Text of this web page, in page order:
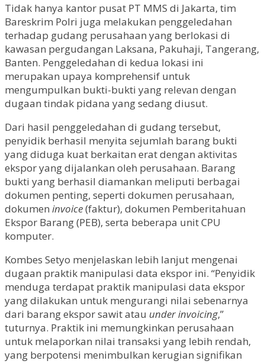
Tidak hanya kantor pusat PT MMS di Jakarta, tim
Bareskrim Polri juga melakukan penggeledahan
terhadap gudang perusahaan yang berlokasi di
kawasan pergudangan Laksana, Pakuhaji, Tangerang,
Banten. Penggeledahan di kedua lokasi ini
merupakan upaya komprehensif untuk
mengumpulkan bukti-bukti yang relevan dengan
dugaan tindak pidana yang sedang diusut.
Dari hasil penggeledahan di gudang tersebut,
penyidik berhasil menyita sejumlah barang bukti
yang diduga kuat berkaitan erat dengan aktivitas
ekspor yang dijalankan oleh perusahaan. Barang
bukti yang berhasil diamankan meliputi berbagai
dokumen penting, seperti dokumen perusahaan,
dokumen invoice(faktur), dokumen Pemberitahuan
Ekspor Barang (PEB), serta beberapa unit CPU
komputer.
Kombes Setyo menjelaskan lebih lanjut mengenai
dugaan praktik manipulasi data ekspor ini. “Penyidik
menduga terdapat praktik manipulasi data ekspor
yang dilakukan untuk mengurangi nilai sebenarnya
dari barang ekspor sawit atau under invoicing,”
tuturnya. Praktik ini memungkinkan perusahaan
untuk melaporkan nilai transaksi yang lebih rendah,
yang berpotensi menimbulkan kerugian signifikan